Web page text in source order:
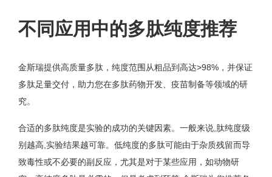
不同应用中的多肽纯度推荐
金斯瑞提供高质量多肽，纯度范围从粗品到高达>98%，并保证
多肽足量交付，助力您在多肽药物开发、疫苗制备等领域的研
究。
合适的多肽纯度是实验的成功的关键因素。一般来说,肽纯度级
别越高,实验结果越可靠。低纯度的多肽可能由于杂质残留而导
致毒性或不必要的副反应，尤其是对于某些应用，如动物研